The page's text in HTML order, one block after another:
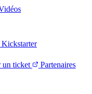
Kickstarter
un ticket
Partenaires